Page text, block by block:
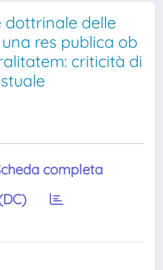
dottrinale delle
res publica ob
criticità di
completa